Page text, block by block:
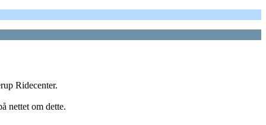
Ridecenter.
nettet om dette.